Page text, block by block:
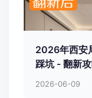
2026年西安
踩坑 - 翻新
2026-06-09